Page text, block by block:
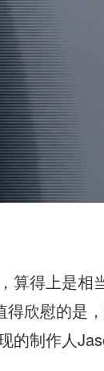
算得上是相
得欣慰的是
的制作人